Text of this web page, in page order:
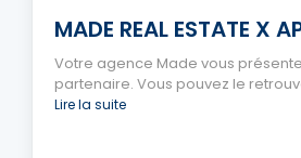
MADE REAL ESTATE X
Votre agence Made vous
partenaire. Vous pouvez le
Lire la suite